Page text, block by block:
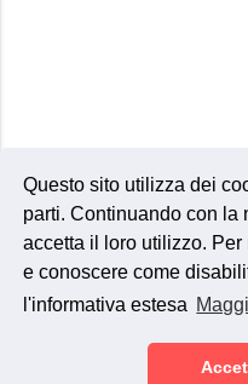
Questo sito utilizza dei
parti. Continuando con la
accetta il loro utilizzo.
e conoscere come
l'informativa estesa